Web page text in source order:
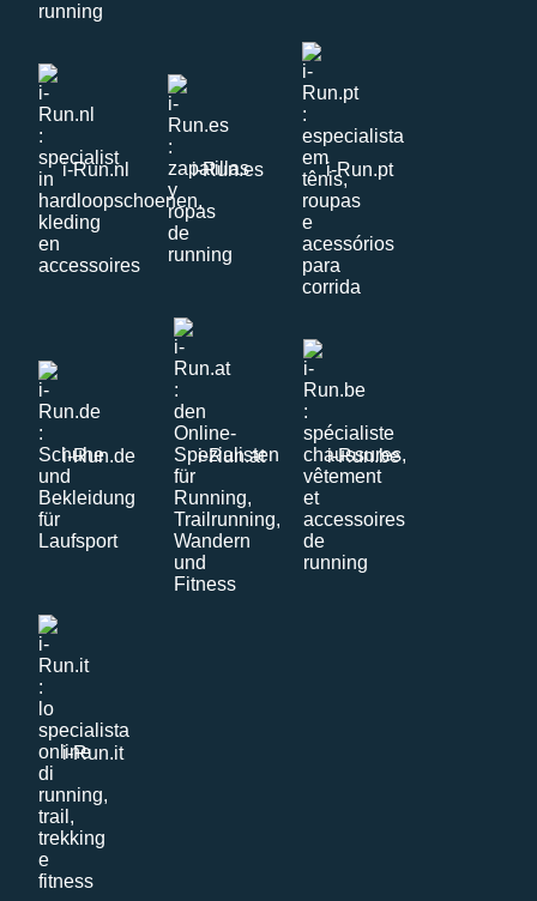
i-Run.nl i-Run.es i-Run.pt
i-Run.de i-Run.at i-Run.be
i-Run.it